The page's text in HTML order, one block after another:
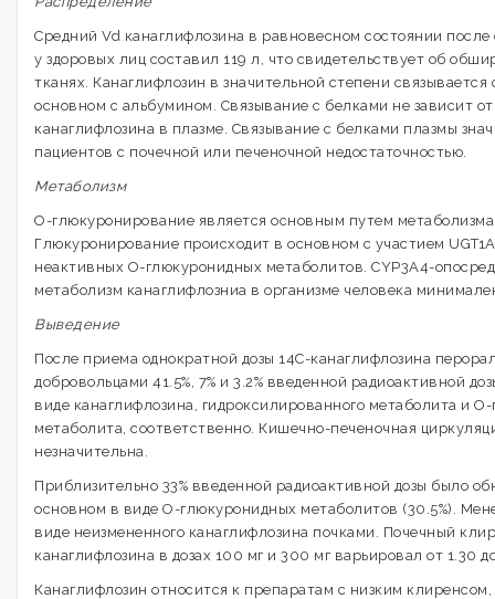
Средний Vd канаглифлозина в равновесном состоянии
у здоровых лиц составил 119 л, что свидетельствует об
тканях. Канаглифлозин в значительной степени
основном с альбумином. Связывание с белками не зависит
канаглифлозина в плазме. Связывание с белками плазмы
пациентов с почечной или печеночной недостаточностью.
Метаболизм
О-глюкуронирование является основным путем
Глюкуронирование происходит в основном с участием
неактивных О-глюкуронидных метаболитов. СYР3А4-
метаболизм канаглифлозниа в организме человека
Выведение
После приема однократной дозы 14С-канаглифлозина
добровольцами 41.5%, 7% и 3.2% введенной радиоактивной
виде канаглифлозина, гидроксилированного метаболита и
метаболита, соответственно. Кишечно-печеночная
незначительна.
Приблизительно 33% введенной радиоактивной дозы было
основном в виде О-глюкуронидных метаболитов (30.5%).
виде неизмененного канаглифлозина почками. Почечный
канаглифлозина в дозах 100 мг и 300 мг варьировал от 1.30
Канаглифлозин относится к препаратам с низким